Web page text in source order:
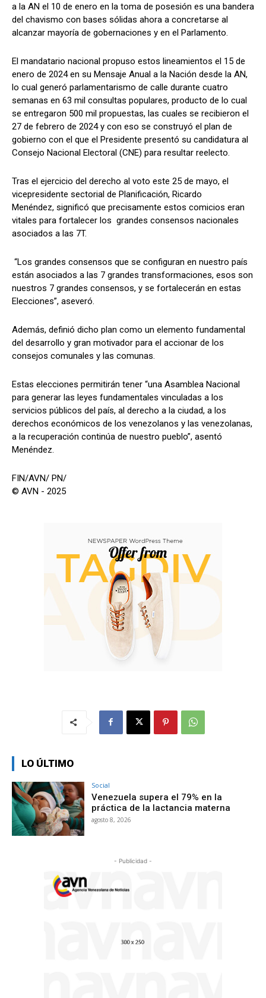
a la AN el 10 de enero en la toma de posesión es una bandera
del chavismo con bases sólidas ahora a concretarse al
alcanzar mayoría de gobernaciones y en el Parlamento.
El mandatario nacional propuso estos lineamientos el 15 de
enero de 2024 en su Mensaje Anual a la Nación desde la AN,
lo cual generó parlamentarismo de calle durante cuatro
semanas en 63 mil consultas populares, producto de lo cual
se entregaron 500 mil propuestas, las cuales se recibieron el
27 de febrero de 2024 y con eso se construyó el plan de
gobierno con el que el Presidente presentó su candidatura al
Consejo Nacional Electoral (CNE) para resultar reelecto.
Tras el ejercicio del derecho al voto este 25 de mayo, el
vicepresidente sectorial de Planificación, Ricardo
Menéndez, significó que precisamente estos comicios eran
vitales para fortalecer los grandes consensos nacionales
asociados a las 7T.
“Los grandes consensos que se configuran en nuestro país
están asociados a las 7 grandes transformaciones, esos son
nuestros 7 grandes consensos, y se fortalecerán en estas
Elecciones”, aseveró.
Además, definió dicho plan como un elemento fundamental
del desarrollo y gran motivador para el accionar de los
consejos comunales y las comunas.
Estas elecciones permitirán tener “una Asamblea Nacional
para generar las leyes fundamentales vinculadas a los
servicios públicos del país, al derecho a la ciudad, a los
derechos económicos de los venezolanos y las venezolanas,
a la recuperación continúa de nuestro pueblo”, asentó
Menéndez.
FIN/AVN/ PN/
© AVN - 2025
LO ÚLTIMO
Social
Venezuela supera el 79% en la
práctica de la lactancia materna
agosto 8, 2026
- Publicidad -